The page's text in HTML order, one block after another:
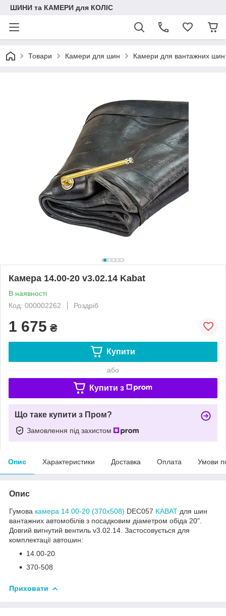
ШИНИ та КАМЕРИ для КОЛІС
Товари Камери для шин Камери для вантажних шин
Камера 14.00-20 v3.02.14 Kabat
В наявності
Код: 000002262
Роздріб
1 675 ₴
Купити
або
Купити з
Що таке купити з Пром?
Замовлення під захистом
Опис Характеристики Доставка Оплата Умови
Опис
Гумова камера 14.00-20 (370х508) DEC057 KABAT для шин
вантажних автомобілів з посадковим діаметром обіда 20".
Довгий вигнутий вентиль v3.02.14. Застосовується для
комплектації автошин:
14.00-20
370-508
Приховати